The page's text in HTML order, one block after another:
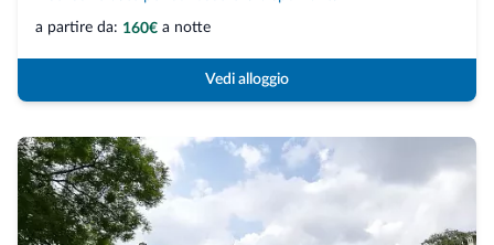
a partire da: 160€ a notte
Vedi alloggio